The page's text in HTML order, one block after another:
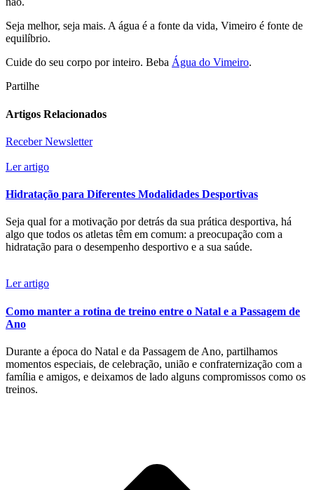
Seja melhor, seja mais. A água é a fonte da vida, Vimeiro é fonte de
equilíbrio.
Cuide do seu corpo por inteiro. Beba Água do Vimeiro.
Partilhe
Artigos Relacionados
Receber Newsletter
Ler artigo
Hidratação para Diferentes Modalidades Desportivas
Seja qual for a motivação por detrás da sua prática desportiva, há
algo que todos os atletas têm em comum: a preocupação com a
hidratação para o desempenho desportivo e a sua saúde.
Ler artigo
Como manter a rotina de treino entre o Natal e a Passagem de
Ano
Durante a época do Natal e da Passagem de Ano, partilhamos
momentos especiais, de celebração, união e confraternização com a
família e amigos, e deixamos de lado alguns compromissos como os
treinos.